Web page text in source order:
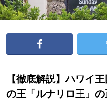
【徹底解説】ハワイ
の王「ルナリロ王」の